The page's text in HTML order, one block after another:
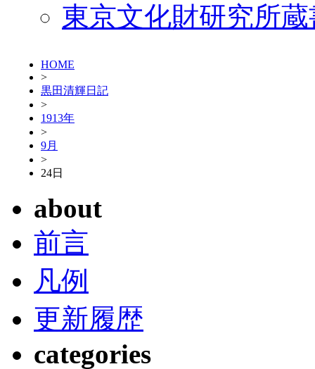
東京文化財研究所
HOME
>
黒田清輝日記
>
1913年
>
9月
>
24日
about
前言
凡例
更新履歴
categories